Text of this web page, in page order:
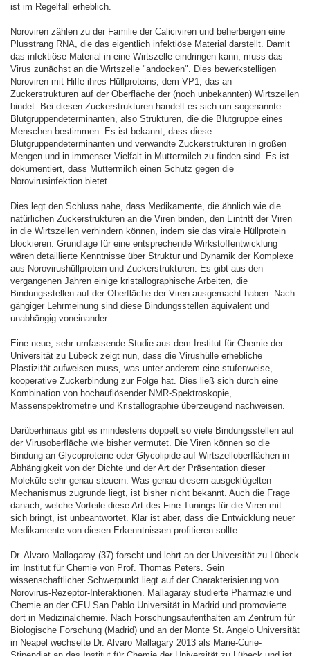
ist im Regelfall erheblich.
Noroviren zählen zu der Familie der Caliciviren und beherbergen eine
Plusstrang RNA, die das eigentlich infektiöse Material darstellt. Damit
das infektiöse Material in eine Wirtszelle eindringen kann, muss das
Virus zunächst an die Wirtszelle "andocken". Dies bewerkstelligen
Noroviren mit Hilfe ihres Hüllproteins, dem VP1, das an
Zuckerstrukturen auf der Oberfläche der (noch unbekannten) Wirtszellen
bindet. Bei diesen Zuckerstrukturen handelt es sich um sogenannte
Blutgruppendeterminanten, also Strukturen, die die Blutgruppe eines
Menschen bestimmen. Es ist bekannt, dass diese
Blutgruppendeterminanten und verwandte Zuckerstrukturen in großen
Mengen und in immenser Vielfalt in Muttermilch zu finden sind. Es ist
dokumentiert, dass Muttermilch einen Schutz gegen die
Norovirusinfektion bietet.
Dies legt den Schluss nahe, dass Medikamente, die ähnlich wie die
natürlichen Zuckerstrukturen an die Viren binden, den Eintritt der Viren
in die Wirtszellen verhindern können, indem sie das virale Hüllprotein
blockieren. Grundlage für eine entsprechende Wirkstoffentwicklung
wären detaillierte Kenntnisse über Struktur und Dynamik der Komplexe
aus Norovirushüllprotein und Zuckerstrukturen. Es gibt aus den
vergangenen Jahren einige kristallographische Arbeiten, die
Bindungsstellen auf der Oberfläche der Viren ausgemacht haben. Nach
gängiger Lehrmeinung sind diese Bindungsstellen äquivalent und
unabhängig voneinander.
Eine neue, sehr umfassende Studie aus dem Institut für Chemie der
Universität zu Lübeck zeigt nun, dass die Virushülle erhebliche
Plastizität aufweisen muss, was unter anderem eine stufenweise,
kooperative Zuckerbindung zur Folge hat. Dies ließ sich durch eine
Kombination von hochauflösender NMR-Spektroskopie,
Massenspektrometrie und Kristallographie überzeugend nachweisen.
Darüberhinaus gibt es mindestens doppelt so viele Bindungsstellen auf
der Virusoberfläche wie bisher vermutet. Die Viren können so die
Bindung an Glycoproteine oder Glycolipide auf Wirtszelloberflächen in
Abhängigkeit von der Dichte und der Art der Präsentation dieser
Moleküle sehr genau steuern. Was genau diesem ausgeklügelten
Mechanismus zugrunde liegt, ist bisher nicht bekannt. Auch die Frage
danach, welche Vorteile diese Art des Fine-Tunings für die Viren mit
sich bringt, ist unbeantwortet. Klar ist aber, dass die Entwicklung neuer
Medikamente von diesen Erkenntnissen profitieren sollte.
Dr. Alvaro Mallagaray (37) forscht und lehrt an der Universität zu Lübeck
im Institut für Chemie von Prof. Thomas Peters. Sein
wissenschaftlicher Schwerpunkt liegt auf der Charakterisierung von
Norovirus-Rezeptor-Interaktionen. Mallagaray studierte Pharmazie und
Chemie an der CEU San Pablo Universität in Madrid und promovierte
dort in Medizinalchemie. Nach Forschungsaufenthalten am Zentrum für
Biologische Forschung (Madrid) und an der Monte St. Angelo Universität
in Neapel wechselte Dr. Alvaro Mallagary 2013 als Marie-Curie-